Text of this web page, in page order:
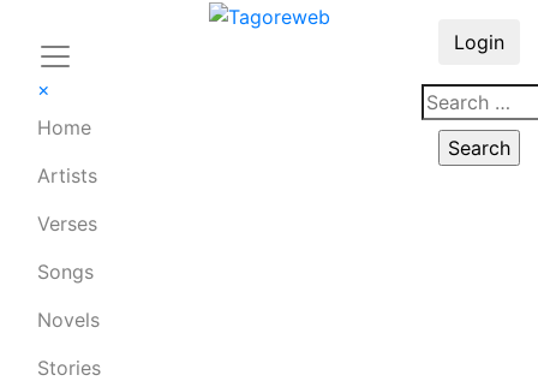
×
Home
Artists
Verses
Songs
Novels
Stories
Login